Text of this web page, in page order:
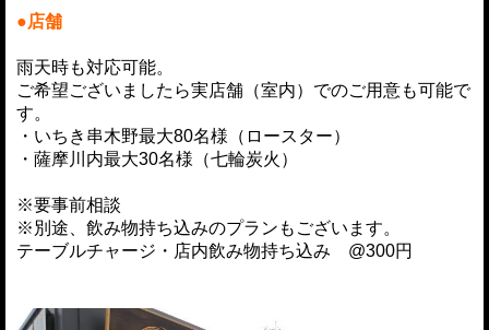
●店舗
雨天時も対応可能。
ご希望ございましたら実店舗（室内）でのご用意も可能で
す。
・いちき串木野最大80名様（ロースター）
・薩摩川内最大30名様（七輪炭火）
※要事前相談
※別途、飲み物持ち込みのプランもございます。
テーブルチャージ・店内飲み物持ち込み @300円